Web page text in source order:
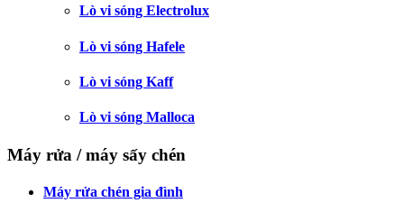
Lò vi sóng Electrolux
Lò vi sóng Hafele
Lò vi sóng Kaff
Lò vi sóng Malloca
Máy rửa / máy sấy chén
Máy rửa chén gia đình